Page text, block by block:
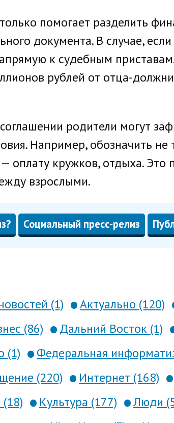
помогает разделить
документа. В случае,
к судебным
рублей от отца-
родители могут
Например, обозначить
оплату кружков, отдыха. Это
взрослыми.
Социальный пресс-релиз
(1) Актуально (120)
(86) Дальний Восток (1)
(1)
Федеральная
(220) Интернет (168)
(18) Культура (177) Люди